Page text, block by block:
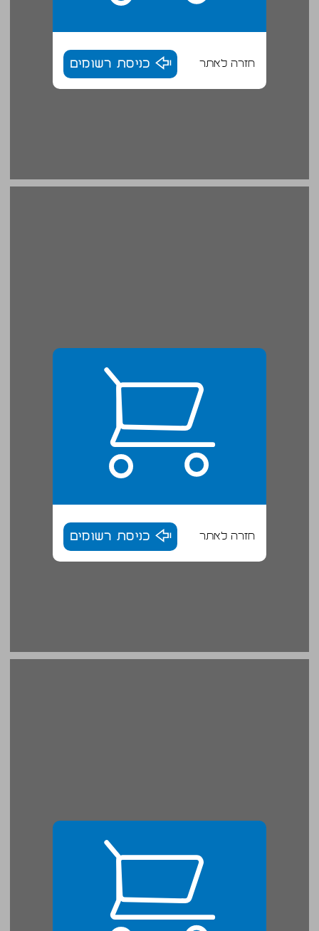
חזרה לאתר כניסת רשומים
חזרה לאתר כניסת רשומים